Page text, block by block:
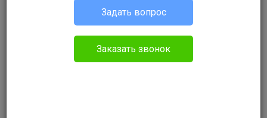
Здравствуйте у меня вопрос .в 1984 году мать
Задать вопрос
Заказать звонок